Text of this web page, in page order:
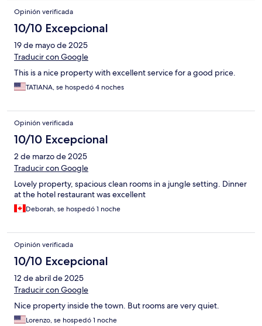
Opinión verificada
10/10 Excepcional
19 de mayo de 2025
Traducir con Google
This is a nice property with excellent service for a good price.
TATIANA, se hospedó 4 noches
Opinión verificada
10/10 Excepcional
2 de marzo de 2025
Traducir con Google
Lovely property, spacious clean rooms in a jungle setting. Dinner
at the hotel restaurant was excellent
Deborah, se hospedó 1 noche
Opinión verificada
10/10 Excepcional
12 de abril de 2025
Traducir con Google
Nice property inside the town. But rooms are very quiet.
Lorenzo, se hospedó 1 noche